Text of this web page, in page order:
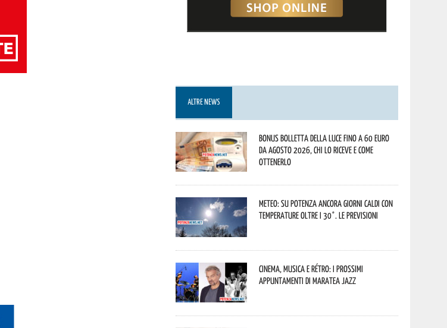
ALTRE NEWS
Bonus bolletta della luce fino a 60 euro
da agosto 2026, chi lo riceve e come
ottenerlo
Meteo: su Potenza ancora giorni caldi con
temperature oltre i 30°. Le previsioni
Cinema, musica e rétro: i prossimi
appuntamenti di Maratea Jazz